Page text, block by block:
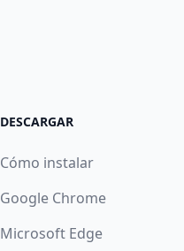
DESCARGAR
Cómo instalar
Google Chrome
Microsoft Edge